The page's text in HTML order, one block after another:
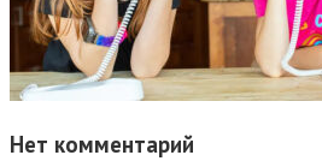
Нет комментарий